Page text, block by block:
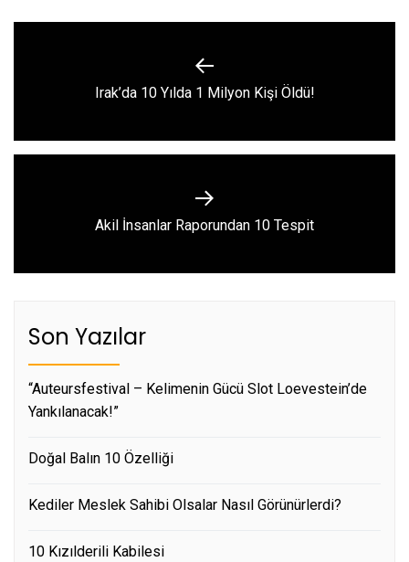
Previous
Irak’da 10 Yılda 1 Milyon Kişi Öldü!
Next
Akil İnsanlar Raporundan 10 Tespit
Son Yazılar
“Auteursfestival – Kelimenin Gücü Slot Loevestein’de
Yankılanacak!”
Doğal Balın 10 Özelliği
Kediler Meslek Sahibi Olsalar Nasıl Görünürlerdi?
10 Kızılderili Kabilesi